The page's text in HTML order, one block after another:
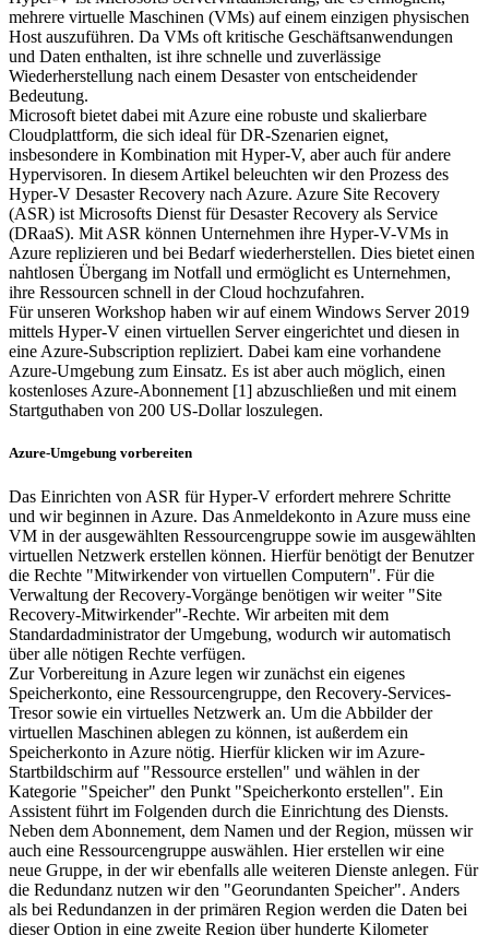
mehrere virtuelle Maschinen (VMs) auf einem einzigen physischen
Host auszuführen. Da VMs oft kritische Geschäftsanwendungen
und Daten enthalten, ist ihre schnelle und zuverlässige
Wiederherstellung nach einem Desaster von entscheidender
Bedeutung.
Microsoft bietet dabei mit Azure eine robuste und skalierbare
Cloudplattform, die sich ideal für DR-Szenarien eignet,
insbesondere in Kombination mit Hyper-V, aber auch für andere
Hypervisoren. In diesem Artikel beleuchten wir den Prozess des
Hyper-V Desaster Recovery nach Azure. Azure Site Recovery
(ASR) ist Microsofts Dienst für Desaster Recovery als Service
(DRaaS). Mit ASR können Unternehmen ihre Hyper-V-VMs in
Azure replizieren und bei Bedarf wiederherstellen. Dies bietet einen
nahtlosen Übergang im Notfall und ermöglicht es Unternehmen,
ihre Ressourcen schnell in der Cloud hochzufahren.
Für unseren Workshop haben wir auf einem Windows Server 2019
mittels Hyper-V einen virtuellen Server eingerichtet und diesen in
eine Azure-Subscription repliziert. Dabei kam eine vorhandene
Azure-Umgebung zum Einsatz. Es ist aber auch möglich, einen
kostenloses Azure-Abonnement [1] abzuschließen und mit einem
Startguthaben von 200 US-Dollar loszulegen.
Azure-Umgebung vorbereiten
Das Einrichten von ASR für Hyper-V erfordert mehrere Schritte
und wir beginnen in Azure. Das Anmeldekonto in Azure muss eine
VM in der ausgewählten Ressourcengruppe sowie im ausgewählten
virtuellen Netzwerk erstellen können. Hierfür benötigt der Benutzer
die Rechte "Mitwirkender von virtuellen Computern". Für die
Verwaltung der Recovery-Vorgänge benötigen wir weiter "Site
Recovery-Mitwirkender"-Rechte. Wir arbeiten mit dem
Standardadministrator der Umgebung, wodurch wir automatisch
über alle nötigen Rechte verfügen.
Zur Vorbereitung in Azure legen wir zunächst ein eigenes
Speicherkonto, eine Ressourcengruppe, den Recovery-Services-
Tresor sowie ein virtuelles Netzwerk an. Um die Abbilder der
virtuellen Maschinen ablegen zu können, ist außerdem ein
Speicherkonto in Azure nötig. Hierfür klicken wir im Azure-
Startbildschirm auf "Ressource erstellen" und wählen in der
Kategorie "Speicher" den Punkt "Speicherkonto erstellen". Ein
Assistent führt im Folgenden durch die Einrichtung des Diensts.
Neben dem Abonnement, dem Namen und der Region, müssen wir
auch eine Ressourcengruppe auswählen. Hier erstellen wir eine
neue Gruppe, in der wir ebenfalls alle weiteren Dienste anlegen. Für
die Redundanz nutzen wir den "Georundanten Speicher". Anders
als bei Redundanzen in der primären Region werden die Daten bei
dieser Option in eine zweite Region über hunderte Kilometer